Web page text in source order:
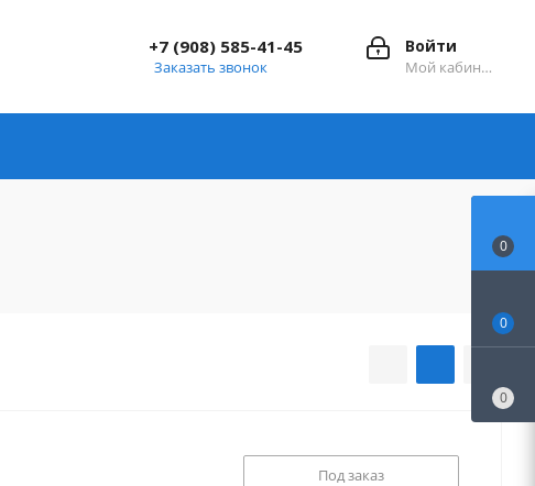
Войти
Мой кабинет
+7 (908) 585-41-45
Заказать звонок
Под заказ
0
0
0